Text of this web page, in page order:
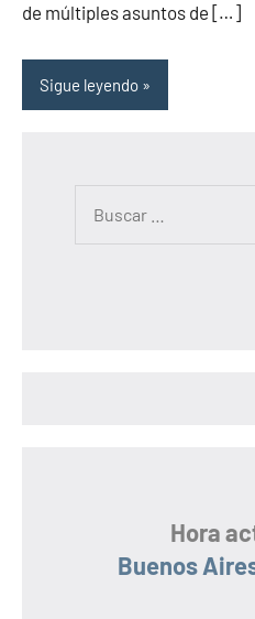
de múltiples asuntos de […]
Sigue leyendo
Hora
Buenos